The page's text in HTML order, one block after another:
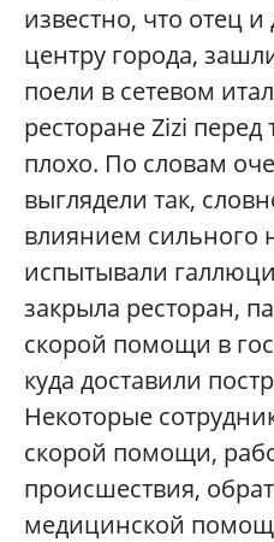
известно, что отец и
центру города,
поели в сетевом
ресторане Zizi перед
плохо. По словам
выглядели так,
влиянием сильного
испытывали
закрыла ресторан,
скорой помощи в
куда доставили
Некоторые
скорой помощи,
происшествия,
медицинской